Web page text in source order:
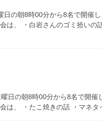
の朝8時00分から8名で開催
は、 ・白岩さんのゴミ拾いの
日の朝8時00分から8名で開催
は、 ・たこ焼きの話 ・マネ